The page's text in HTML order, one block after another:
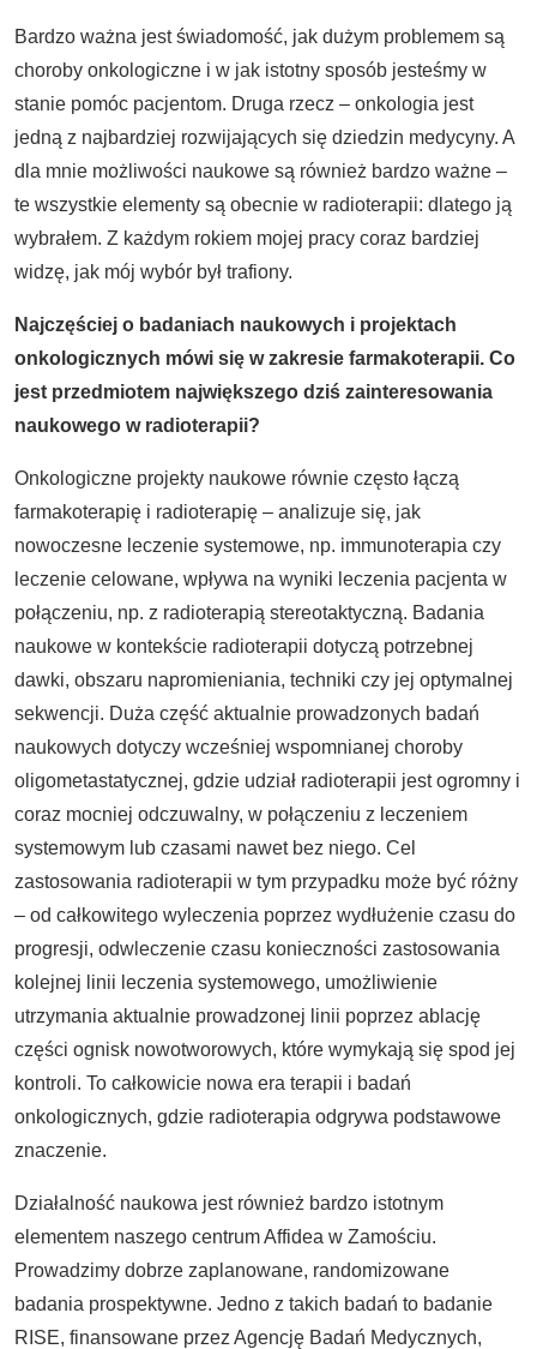
Bardzo ważna jest świadomość, jak dużym problemem są
choroby onkologiczne i w jak istotny sposób jesteśmy w
stanie pomóc pacjentom. Druga rzecz – onkologia jest
jedną z najbardziej rozwijających się dziedzin medycyny. A
dla mnie możliwości naukowe są również bardzo ważne –
te wszystkie elementy są obecnie w radioterapii: dlatego ją
wybrałem. Z każdym rokiem mojej pracy coraz bardziej
widzę, jak mój wybór był trafiony.
Najczęściej o badaniach naukowych i projektach
onkologicznych mówi się w zakresie farmakoterapii. Co
jest przedmiotem największego dziś zainteresowania
naukowego w radioterapii?
Onkologiczne projekty naukowe równie często łączą
farmakoterapię i radioterapię – analizuje się, jak
nowoczesne leczenie systemowe, np. immunoterapia czy
leczenie celowane, wpływa na wyniki leczenia pacjenta w
połączeniu, np. z radioterapią stereotaktyczną. Badania
naukowe w kontekście radioterapii dotyczą potrzebnej
dawki, obszaru napromieniania, techniki czy jej optymalnej
sekwencji. Duża część aktualnie prowadzonych badań
naukowych dotyczy wcześniej wspomnianej choroby
oligometastatycznej, gdzie udział radioterapii jest ogromny i
coraz mocniej odczuwalny, w połączeniu z leczeniem
systemowym lub czasami nawet bez niego. Cel
zastosowania radioterapii w tym przypadku może być różny
– od całkowitego wyleczenia poprzez wydłużenie czasu do
progresji, odwleczenie czasu konieczności zastosowania
kolejnej linii leczenia systemowego, umożliwienie
utrzymania aktualnie prowadzonej linii poprzez ablację
części ognisk nowotworowych, które wymykają się spod jej
kontroli. To całkowicie nowa era terapii i badań
onkologicznych, gdzie radioterapia odgrywa podstawowe
znaczenie.
Działalność naukowa jest również bardzo istotnym
elementem naszego centrum Affidea w Zamościu.
Prowadzimy dobrze zaplanowane, randomizowane
badania prospektywne. Jedno z takich badań to badanie
RISE, finansowane przez Agencję Badań Medycznych,